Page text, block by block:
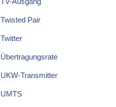
Twisted Pair
Twitter
Übertragungsrate
UKW-Transmitter
UMTS